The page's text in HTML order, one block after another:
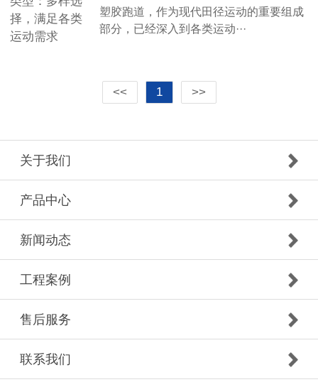
塑胶跑道，作为现代田径运动的重要组成
部分，已经深入到各类运动···
<< 1 >>
关于我们
产品中心
新闻动态
工程案例
售后服务
联系我们